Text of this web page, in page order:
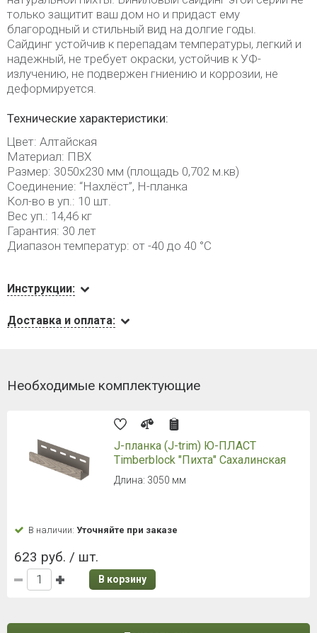
только защитит ваш дом но и придаст ему
благородный и стильный вид на долгие годы.
Сайдинг устойчив к перепадам температуры, легкий и
надежный, не требует окраски, устойчив к УФ-
излучению, не подвержен гниению и коррозии, не
деформируется.
Технические характеристики:
Цвет: Алтайская
Материал: ПВХ
Размер: 3050х230 мм (площадь 0,702 м.кв)
Соединение: “Нахлёст”, Н-планка
Кол-во в уп.: 10 шт.
Вес уп.: 14,46 кг
Гарантия: 30 лет
Диапазон температур: от -40 до 40 °C
Инструкции:
Доставка и оплата:
Необходимые комплектующие
J-планка (J-trim) Ю-ПЛАСТ
Timberblock "Пихта" Сахалинская
Длина: 3050 мм
В наличии: Уточняйте при заказе
623 руб. / шт.
В корзину